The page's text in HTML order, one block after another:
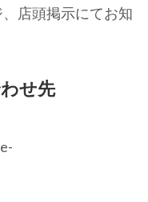
店頭掲示にてお知
せ先